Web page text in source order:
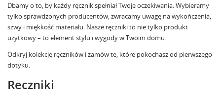
Dbamy o to, by każdy ręcznik spełniał Twoje oczekiwania. Wybieramy
tylko sprawdzonych producentów, zwracamy uwagę na wykończenia,
szwy i miękkość materiału. Nasze ręczniki to nie tylko produkt
użytkowy – to element stylu i wygody w Twoim domu.
Odkryj kolekcję ręczników i zamów te, które pokochasz od pierwszego
dotyku.
Reczniki